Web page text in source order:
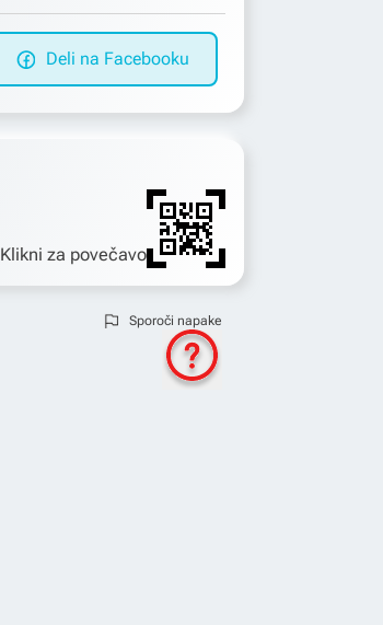
Deli na Facebooku
Klikni za povečavo
Sporoči napake